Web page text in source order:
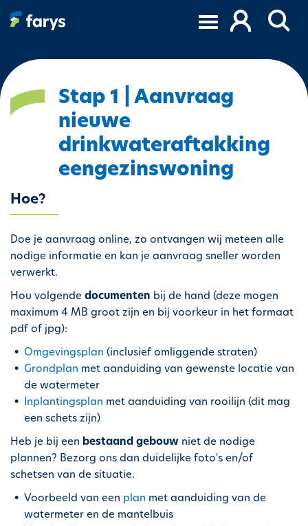
o
Stap 1 | Aanvraag
nieuwe
drinkwateraftakking
eengezinswoning
Hoe?
Doe je aanvraag online, zo ontvangen wij meteen alle
nodige informatie en kan je aanvraag sneller worden
verwerkt.
Hou volgende documenten bij de hand (deze mogen
maximum 4 MB groot zijn en bij voorkeur in het formaat
pdf of jpg):
Omgevingsplan (inclusief omliggende straten)
Grondplan met aanduiding van gewenste locatie van
de watermeter
Inplantingsplan met aanduiding van rooilijn (dit mag
een schets zijn)
Heb je bij een bestaand gebouw niet de nodige
plannen? Bezorg ons dan duidelijke foto's en/of
schetsen van de situatie.
Voorbeeld van een plan met aanduiding van de
watermeter en de mantelbuis